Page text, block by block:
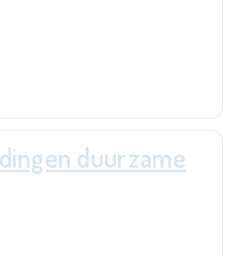
duurzame